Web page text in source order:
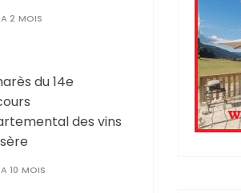
2 MOIS
du 14e
des vins
10 MOIS